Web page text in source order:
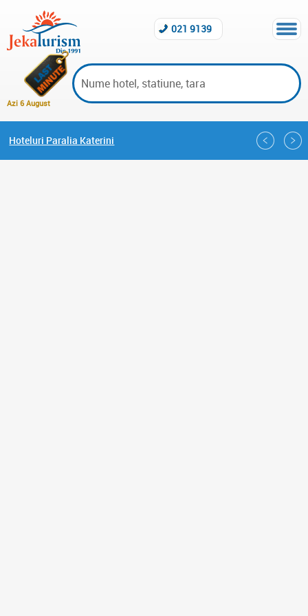
Azi 6 August
021 9139
Hoteluri Paralia Katerini